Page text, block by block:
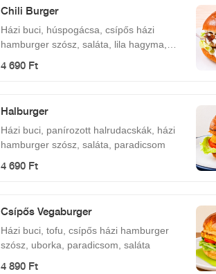
Chili Burger
Házi buci, húspogácsa, csípős házi
hamburger szósz, saláta, lila hagyma,
4 690 Ft
Halburger
Házi buci, panírozott halrudacskák, házi
hamburger szósz, saláta, paradicsom
4 690 Ft
Csípős Vegaburger
Házi buci, tofu, csípős házi hamburger
szósz, uborka, paradicsom, saláta
4 890 Ft